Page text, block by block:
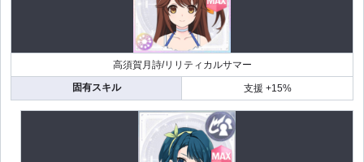
高須賀月詩/リリティカルサマー
固有スキル
支援 +15%